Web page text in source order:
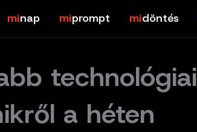
nap prompt döntés
technológiai
a héten